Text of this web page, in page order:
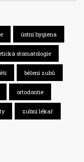
ústní hygiena
stomatologie
bělení zubů
ortodontie
zubní lékař